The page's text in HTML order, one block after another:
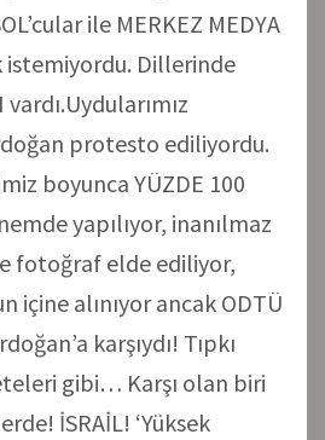
ile MERKEZ MEDYA
Dillerinde
protesto ediliyordu.
boyunca YÜZDE 100
yapılıyor, inanılmaz
fotoğraf elde ediliyor,
içine alınıyor ancak ODTÜ
karşıydı! Tıpkı
gibi… Karşı olan biri
İSRAİL! ‘Yüksek